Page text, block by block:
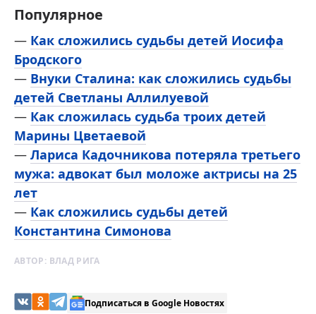
Популярное
— Как сложились судьбы детей Иосифа
Бродского
— Внуки Сталина: как сложились судьбы
детей Светланы Аллилуевой
— Как сложилась судьба троих детей
Марины Цветаевой
— Лариса Кадочникова потеряла третьего
мужа: адвокат был моложе актрисы на 25
лет
— Как сложились судьбы детей
Константина Симонова
АВТОР: ВЛАД РИГА
Подписаться в Google Новостях